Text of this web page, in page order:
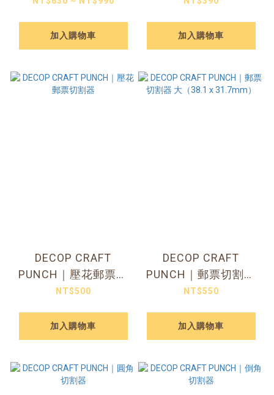
加入購物車 加入購物車
DECOP CRAFT
PUNCH｜壓花郵票切
割器
NT$500
加入購物車
DECOP CRAFT
PUNCH｜郵票切割器
大（38.1 x 31.7mm）
NT$550
加入購物車